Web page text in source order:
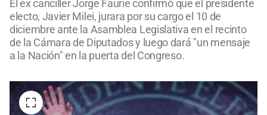
El ex canciller Jorge Faurie confirmó que el presidente
electo, Javier Milei, jurara por su cargo el 10 de
diciembre ante la Asamblea Legislativa en el recinto
de la Cámara de Diputados y luego dará "un mensaje
a la Nación" en la puerta del Congreso.